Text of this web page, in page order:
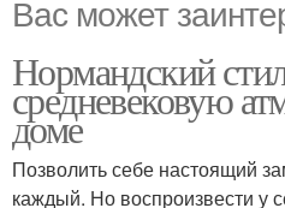
Вас может
Нормандский
средневековую
доме
Позволить себе настоящий
каждый. Но воспроизвести у